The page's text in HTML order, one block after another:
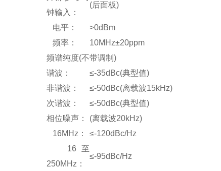
钟输入：
(后面板)
电平：
>0dBm
频率：
10MHz±20ppm
频谱纯度(不带调制)
谐波：
≤-35dBc(典型值)
非谐波：
≤-50dBc(离载波15kHz)
次谐波：
≤-50dBc(典型值)
相位噪声：
(离载波20kHz)
16MHz：
≤-120dBc/Hz
16至
250MHz：
≤-95dBc/Hz